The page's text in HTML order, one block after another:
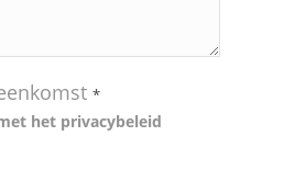
*
het privacybeleid